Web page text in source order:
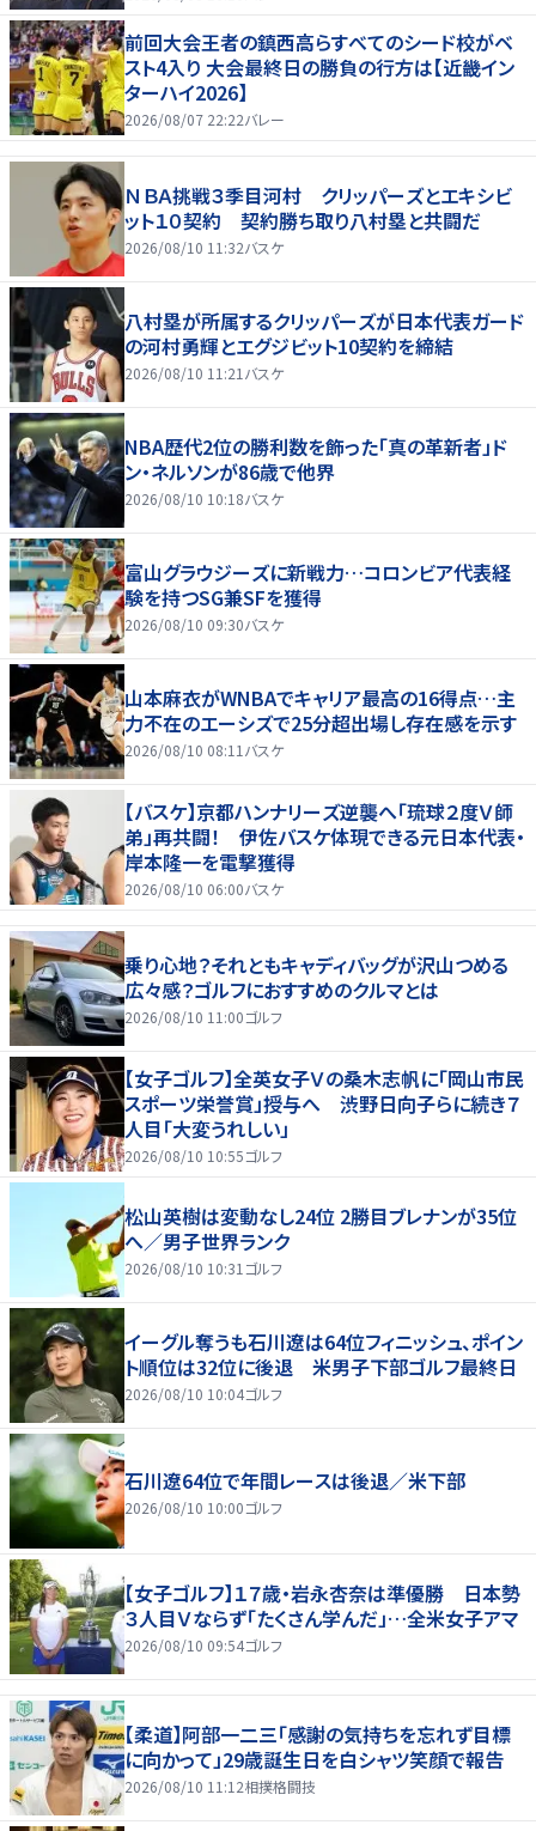
前回大会王者の鎮西高らすべてのシード校がベ
スト4入り 大会最終日の勝負の行方は【近畿イン
ターハイ2026】
2026/08/07 22:22バレー
ＮＢＡ挑戦３季目河村 クリッパーズとエキシビ
ット１０契約 契約勝ち取り八村塁と共闘だ
2026/08/10 11:32バスケ
八村塁が所属するクリッパーズが日本代表ガード
の河村勇輝とエグジビット10契約を締結
2026/08/10 11:21 バスケ
NBA歴代2位の勝利数を飾った「真の革新者」ド
ン・ネルソンが86歳で他界
2026/08/10 10:18バスケ
富山グラウジーズに新戦力…コロンビア代表経
験を持つSG兼SFを獲得
2026/08/10 09:30バスケ
山本麻衣がWNBAでキャリア最高の16得点…主
力不在のエーシズで25分超出場し存在感を示す
2026/08/10 08:11 バスケ
【バスケ】京都ハンナリーズ逆襲へ「琉球２度Ｖ師
弟」再共闘！ 伊佐バスケ体現できる元日本代表・
岸本隆一を電撃獲得
2026/08/10 06:00バスケ
乗り心地？それともキャディバッグが沢山つめる
広々感？ゴルフにおすすめのクルマとは
2026/08/10 11:00ゴルフ
【女子ゴルフ】全英女子Ｖの桑木志帆に「岡山市民
スポーツ栄誉賞」授与へ 渋野日向子らに続き７
人目「大変うれしい」
2026/08/10 10:55ゴルフ
松山英樹は変動なし24位 2勝目ブレナンが35位
へ／男子世界ランク
2026/08/10 10:31 ゴルフ
イーグル奪うも石川遼は64位フィニッシュ、ポイン
ト順位は32位に後退 米男子下部ゴルフ最終日
2026/08/10 10:04ゴルフ
石川遼64位で年間レースは後退／米下部
2026/08/10 10:00ゴルフ
【女子ゴルフ】１７歳・岩永杏奈は準優勝 日本勢
３人目Ｖならず「たくさん学んだ」…全米女子アマ
2026/08/10 09:54ゴルフ
【柔道】阿部一二三「感謝の気持ちを忘れず目標
に向かって」29歳誕生日を白シャツ笑顔で報告
2026/08/10 11:12相撲格闘技